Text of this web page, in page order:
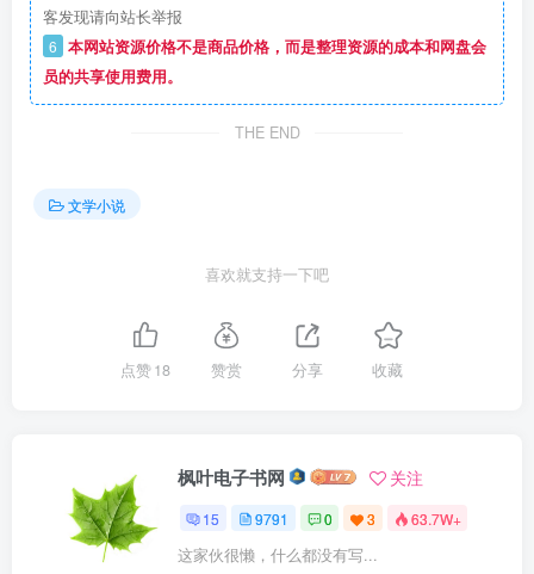
客发现请向站长举报
6 本网站资源价格不是商品价格，而是整理资源的成本和网盘会
员的共享使用费用。
THE END
文学小说
喜欢就支持一下吧
点赞18 赞赏 分享 收藏
枫叶电子书网 关注
15 9791 0 3 63.7W+
这家伙很懒，什么都没有写...